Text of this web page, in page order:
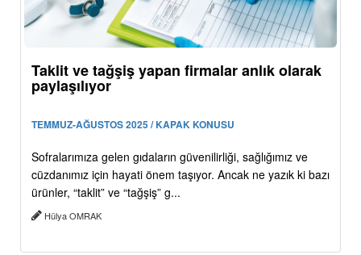
Taklit ve tağşiş yapan firmalar anlık olarak
paylaşılıyor
TEMMUZ-AĞUSTOS 2025 / KAPAK KONUSU
Sofralarımıza gelen gıdaların güvenilirliği, sağlığımız ve
cüzdanımız için hayati önem taşıyor. Ancak ne yazık ki bazı
ürünler, “taklit” ve “tağşiş” g...
Hülya OMRAK